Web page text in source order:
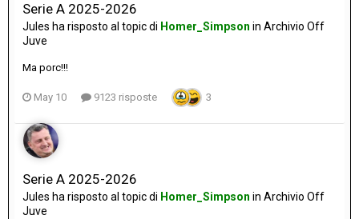
Serie A 2025-2026
Jules ha risposto al topic di Homer_Simpson in Archivio Off
Juve
Ma porc!!!
May 10 9123 risposte 3
Serie A 2025-2026
Jules ha risposto al topic di Homer_Simpson in Archivio Off
Juve